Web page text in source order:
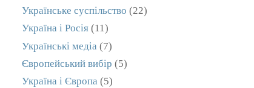
Українське суспільство (22)
Україна і Росія (11)
Українські медіа (7)
Європейський вибір (5)
Україна і Європа (5)